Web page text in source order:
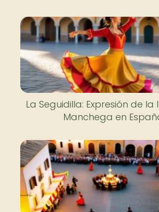
La Seguidilla: Expresión de
Manchega en